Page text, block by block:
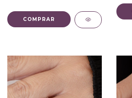
COMPRAR